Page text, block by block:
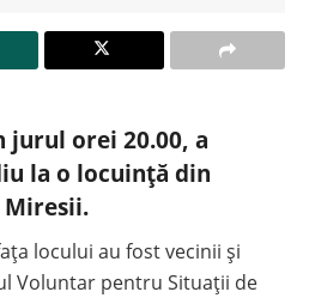
jurul orei 20.00, a
la o locuință din
locului au fost vecinii și
Voluntar pentru Situații de